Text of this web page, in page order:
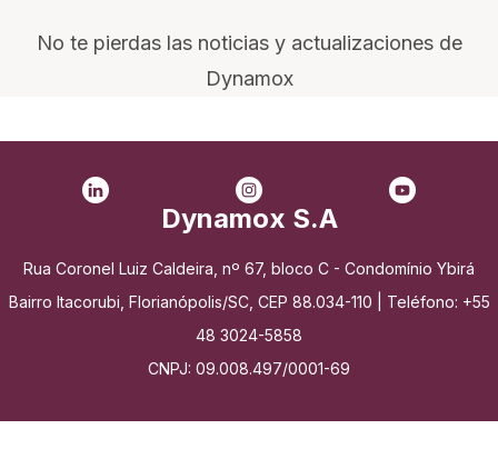
No te pierdas las noticias y actualizaciones de
Dynamox
Dynamox S.A
Rua Coronel Luiz Caldeira, nº 67, bloco C - Condomínio Ybirá
Bairro Itacorubi, Florianópolis/SC, CEP 88.034-110 | Teléfono: +55
48 3024-5858
CNPJ: 09.008.497/0001-69